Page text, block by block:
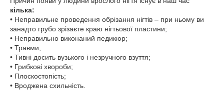
кілька:
• Неправильне проведення обрізання нігтів – при ньому ви
занадто грубо зрізаєте краю нігтьової пластини;
• Неправильно виконаний педикюр;
• Травми;
• Тивні досить вузького і незручного взуття;
• Грибкові хвороби;
• Плоскостопість;
• Вроджена схильність.